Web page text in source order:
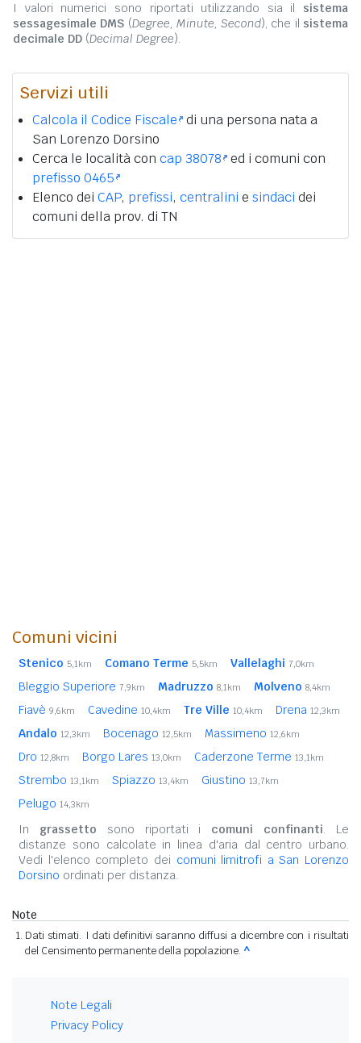
I valori numerici sono riportati utilizzando sia il sistema
sessagesimale DMS (Degree, Minute, Second), che il sistema
decimale DD (Decimal Degree).
Servizi utili
Calcola il Codice Fiscale di una persona nata a
San Lorenzo Dorsino
Cerca le località con cap 38078 ed i comuni con
prefisso 0465
Elenco dei CAP, prefissi, centralini e sindaci dei
comuni della prov. di TN
Comuni vicini
Stenico 5,1km Comano Terme 5,5km Vallelaghi 7,0km
Bleggio Superiore 7,9km Madruzzo 8,1km Molveno 8,4km
Fiavè 9,6km Cavedine 10,4km Tre Ville 10,4km Drena 12,3km
Andalo 12,3km Bocenago 12,5km Massimeno 12,6km
Dro 12,8km Borgo Lares 13,0km Caderzone Terme 13,1km
Strembo 13,1km Spiazzo 13,4km Giustino 13,7km
Pelugo 14,3km
In grassetto sono riportati i comuni confinanti. Le
distanze sono calcolate in linea d'aria dal centro urbano.
Vedi l'elenco completo dei comuni limitrofi a San Lorenzo
Dorsino ordinati per distanza.
Note
Dati stimati. I dati definitivi saranno diffusi a dicembre con i risultati
del Censimento permanente della popolazione. ^
Note Legali
Privacy Policy